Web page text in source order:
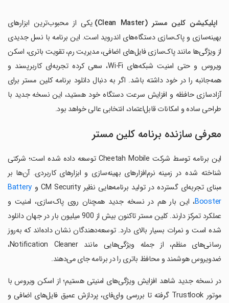
اپلیکیشن کلین مستر (Clean Master
) یکی از محبوب‌ترین ابزارهای
بهینه‌سازی و پاک‌سازی دستگاه‌های اندروید است. این برنامه با نسل جدیدی
از ویژگی‌ها مانند پاک‌سازی فایل‌های اضافی، مدیریت رم، تقویت باتری، اسکن
ویروس و حتی امنیت شبکه‌های Wi‑Fi، سعی کرده تجربه‌ای کاربرپسند و
همه‌جانبه را در خود داشته باشد. اگر به دنبال دانلود برنامه کلین مستر برای
آزادسازی حافظه و افزایش سرعت دستگاه خود هستید، این نسخه جدید با
طراحی ساده و امکانات قابل‌اعتماد، انتخابی عالی خواهد بود.
معرفی سازنده برنامه کلین مستر
این برنامه توسط شرکت Cheetah Mobile توسعه داده شده است؛ شرکتی
شناخته شده در زمینه نرم‌افزارهای بهینه‌سازی و ابزارهای کاربردی. آن‌ها بر
مبنای تجربه‌ای گسترده در تولید برنامه‌هایی نظیر CM Security و
Battery
Booster، این بار هم در نسخه جدید همچنان روی پاک‌سازی، امنیت و
عملکرد تمرکز دارند. کلین مستر تاکنون بیش از 900 میلیون بار در جهان دانلود
شده است و نمرات بسیار بالای دارد. توسعه‌دهندگان نشان داده‌اند که به‌روز
رسانی‌های منظم، از جمله ویژگی‌هایی مانند Notification Cleaner،
ضدویروس هوشمند و محافظ باتری را در برنامه جای می‌دهند.
در نسخه جدید شاهد افزایش ویژگی‌های امنیتی هستیم؛ از اسکن ویروس با
موتور Trustlook گرفته تا بررسی وای‌فای، پردازش عمیق فایل‌های اضافی و